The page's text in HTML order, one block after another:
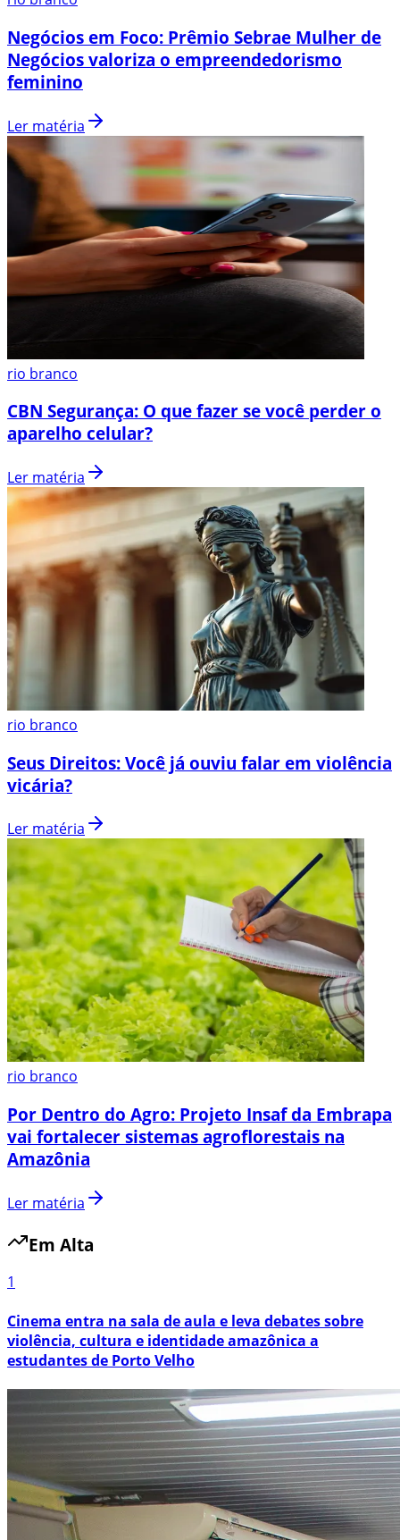
Negócios em Foco: Prêmio Sebrae Mulher de
Negócios valoriza o empreendedorismo
feminino
Ler matéria
rio branco
CBN Segurança: O que fazer se você perder o
aparelho celular?
Ler matéria
rio branco
Seus Direitos: Você já ouviu falar em violência
vicária?
Ler matéria
rio branco
Por Dentro do Agro: Projeto Insaf da Embrapa
vai fortalecer sistemas agroflorestais na
Amazônia
Ler matéria
Em Alta
1
Cinema entra na sala de aula e leva debates sobre
violência, cultura e identidade amazônica a
estudantes de Porto Velho